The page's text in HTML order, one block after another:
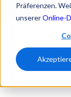
Präferenzen.
unsererOnline-
25.04.2024